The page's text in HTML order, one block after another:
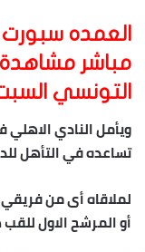
العمده
مباشر مشاهدة
التونسي السبت 18 مايو العمدة
ويأمل النادي
تساعده في التأهل
لملاقاه أى من
أو المرشح الاول